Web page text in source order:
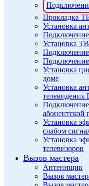
Прокладка
Установка
Установка
Установка
доме
Установка
телевидения
Подключение
абонентской
Установка
слабом
Установка
телевизоров
Вызов мастера
Антеннщик
Вызов